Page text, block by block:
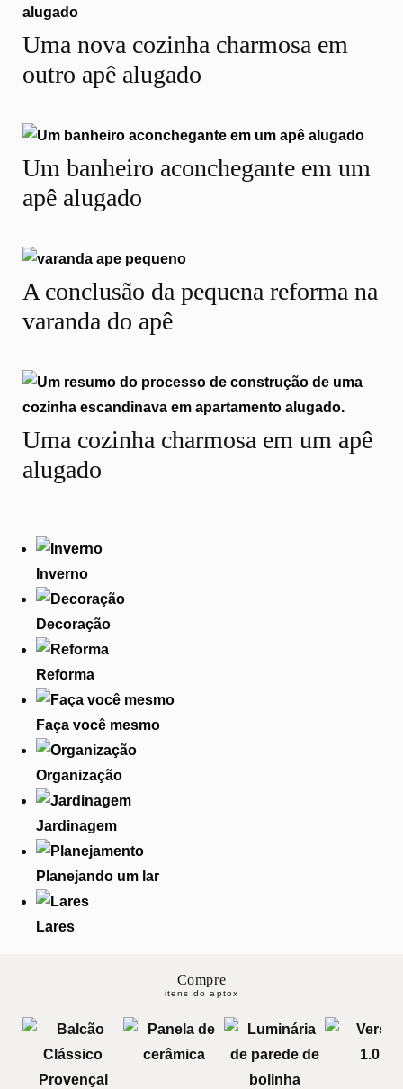
Uma nova cozinha charmosa em
outro apê alugado
Um banheiro aconchegante em um
apê alugado
A conclusão da pequena reforma na
varanda do apê
Uma cozinha charmosa em um apê
alugado
Inverno
Decoração
Reforma
Faça você mesmo
Organização
Jardinagem
Planejando um lar
Lares
Compre
itens do aptox